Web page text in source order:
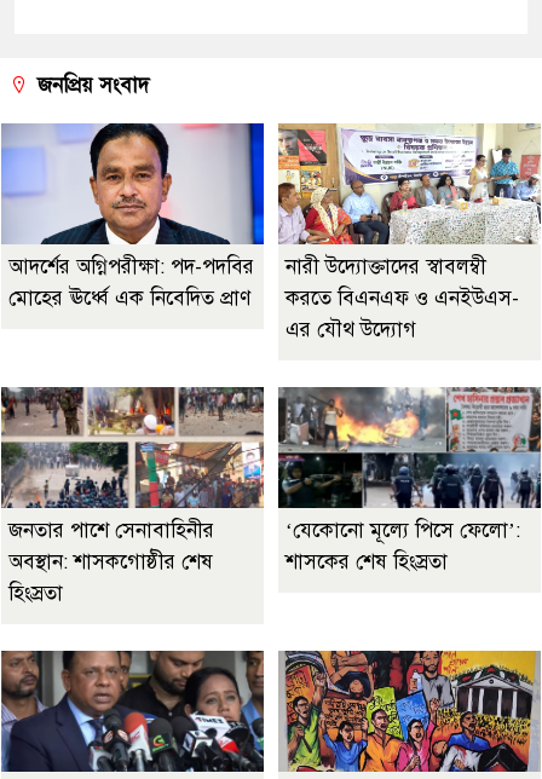
জনপ্রিয় সংবাদ
আদর্শের অগ্নিপরীক্ষা: পদ-পদবির
মোহের ঊর্ধ্বে এক নিবেদিত প্রাণ
নারী উদ্যোক্তাদের স্বাবলম্বী
করতে বিএনএফ ও এনইউএস-
এর যৌথ উদ্যোগ
জনতার পাশে সেনাবাহিনীর
অবস্থান: শাসকগোষ্ঠীর শেষ
হিংস্রতা
‘যেকোনো মূল্যে পিসে ফেলো’:
শাসকের শেষ হিংস্রতা